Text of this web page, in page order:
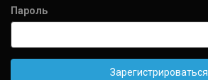
Пароль
Зарегистрироваться